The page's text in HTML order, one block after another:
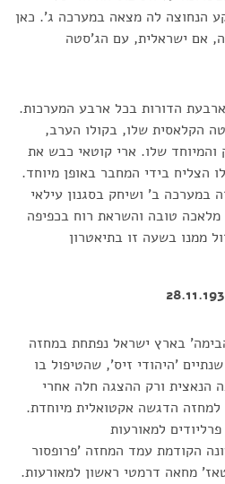
הנחוצה לה מצאה במערכה ג'. כאן
אם ישראלית, עם הג'סטה
הדורות בכל ארבע המערכות.
הקלאסית שלו, בקולו הערב,
שלו. ארי קוטאי כבש את
הצליח בידי המחבר באופן מיוחד.
במערכה ב' ושיחק בסגנון עילאי
טובה והשראת רוח בכפיפה
ממנו בשעה זו בתיאטרון
בארץ ישראל נפתחת במחזה
'היהודי זיס', שהטיפול בו
הנאצית ורק ההצגה חלה אחרי
למחזה הדגשה אקטואלית מיוחדת.
למאורעות
הקודמת עמד המחזה 'פרופסור
מחאה דרמטי ראשון למאורעות.